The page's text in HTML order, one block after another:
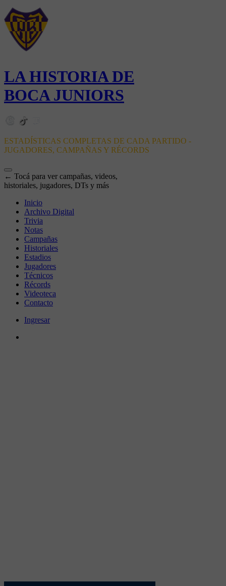
LA HISTORIA DE
BOCA JUNIORS
ESTADÍSTICAS COMPLETAS DE CADA PARTIDO -
JUGADORES, CAMPAÑAS Y RÉCORDS
← Tocá para ver campañas, videos,
historiales, jugadores, DTs y más
Inicio
Archivo Digital
Trivia
Notas
Campañas
Historiales
Estadios
Jugadores
Técnicos
Récords
Videoteca
Contacto
Ingresar